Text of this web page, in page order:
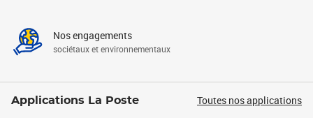
Nos engagements
sociétaux et environnementaux
Applications La Poste Toutes nos applications